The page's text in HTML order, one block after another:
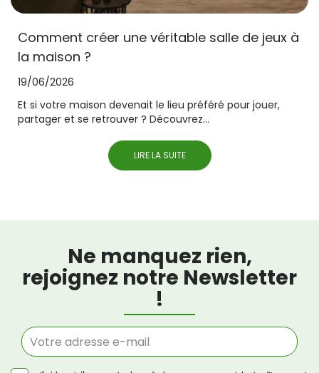
Comment créer une véritable salle de jeux à
la maison ?
19/06/2026
Et si votre maison devenait le lieu préféré pour jouer,
partager et se retrouver ? Découvrez...
LIRE LA SUITE
Ne manquez rien,
rejoignez notre Newsletter
!